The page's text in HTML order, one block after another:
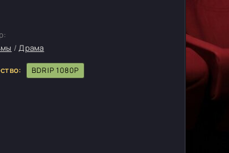
/Драма
BDRIP 1080P